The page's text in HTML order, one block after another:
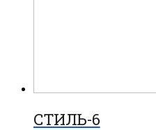
СТИЛЬ-6